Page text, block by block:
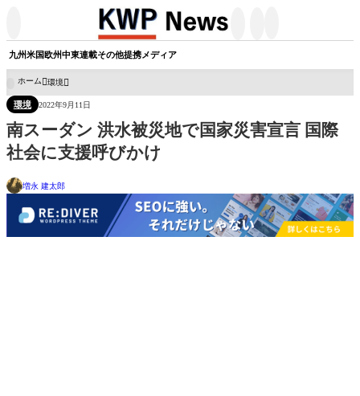
九州米国欧州中東連載その他提携メディア
ホーム 環境
環境 2022年9月11日
南スーダン 洪水被災地で国家災害宣言 国際
社会に支援呼びかけ
増永 建太郎